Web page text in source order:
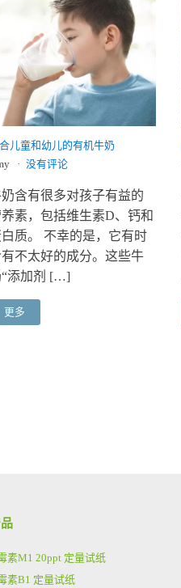
儿童和幼儿的有机牛奶
没有评论
含有很多对孩子有益的
养素，包括维生素D、钙和
质。 不幸的是，它有时
有不太好的成分。这些牛
添加剂 […]
更多
素M1 20ppt 定量试纸
素B1 定量试纸